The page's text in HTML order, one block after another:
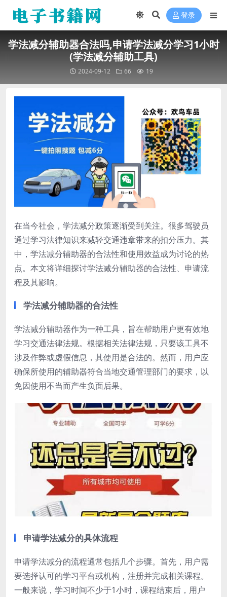
登录
学法减分辅助器合法吗,申请学法减分学习1小时
(学法减分辅助工具)
2024-09-12 66 19
在当今社会，学法减分政策逐渐受到关注。很多驾驶员
通过学习法律知识来减轻交通违章带来的扣分压力。其
中，学法减分辅助器的合法性和使用效益成为讨论的热
点。本文将详细探讨学法减分辅助器的合法性、申请流
程及其影响。
学法减分辅助器的合法性
学法减分辅助器作为一种工具，旨在帮助用户更有效地
学习交通法律法规。根据相关法律法规，只要该工具不
涉及作弊或虚假信息，其使用是合法的。然而，用户应
确保所使用的辅助器符合当地交通管理部门的要求，以
免因使用不当而产生负面后果。
申请学法减分的具体流程
申请学法减分的流程通常包括几个步骤。首先，用户需
要选择认可的学习平台或机构，注册并完成相关课程。
一般来说，学习时间不少于1小时，课程结束后，用户